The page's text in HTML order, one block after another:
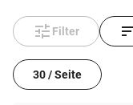
Filter
30 / Seite